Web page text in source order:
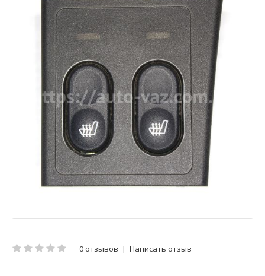
0 отзывов | Написать отзыв